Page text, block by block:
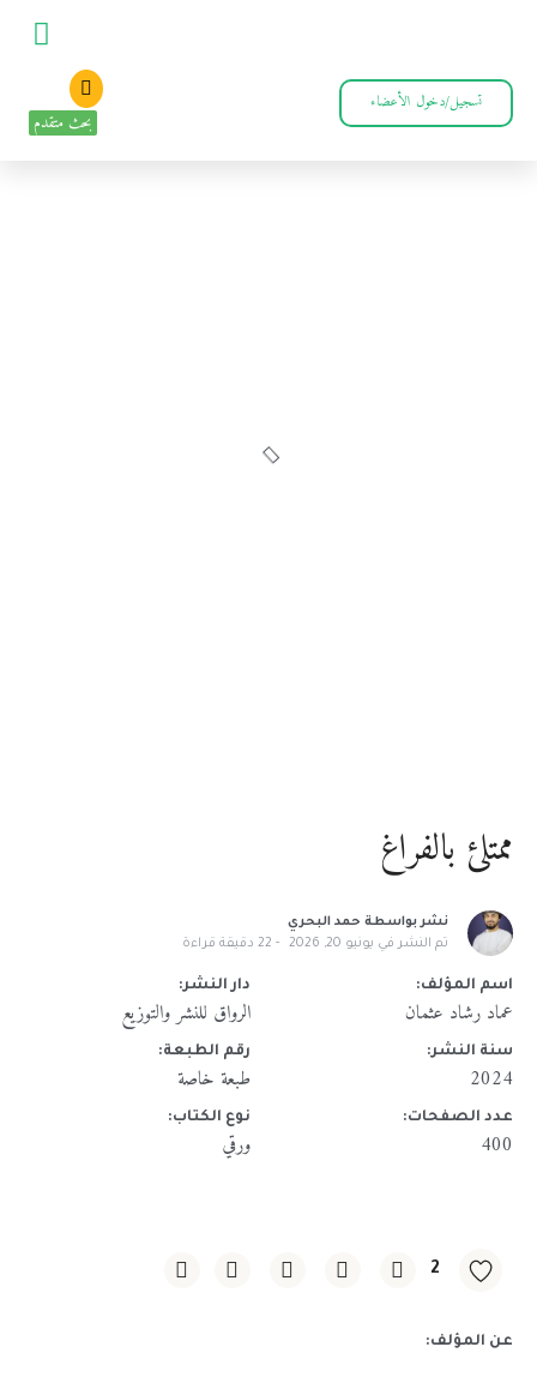
تسجيل/دخول الأعضاء
بحث متقدم
ممتلئ بالفراغ
نشر بواسطة حمد البحري
تم النشر في يونيو 20, 2026 22 دقيقة قراءة
اسم المؤلف:
عماد رشاد عثمان
دار النشر:
الرواق للنشر والتوزيع
سنة النشر:
2024
رقم الطبعة:
طبعة خاصة
عدد الصفحات:
400
نوع الكتاب:
ورقي
2
عن المؤلف: